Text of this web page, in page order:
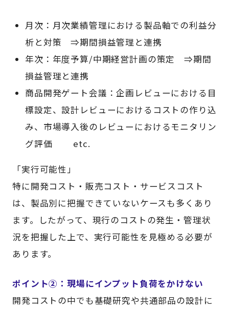
月次：月次業績管理における製品軸での利益分
析と対策 ⇒期間損益管理と連携
年次：年度予算/中期経営計画の策定 ⇒期間
損益管理と連携
商品開発ゲート会議：企画レビューにおける目
標設定、設計レビューにおけるコストの作り込
み、市場導入後のレビューにおけるモニタリン
グ評価 etc.
「実行可能性」
特に開発コスト・販売コスト・サービスコスト
は、製品別に把握できていないケースも多くあり
ます。したがって、現行のコストの発生・管理状
況を把握した上で、実行可能性を見極める必要が
あります。
ポイント②：現場にインプット負荷をかけない
開発コストの中でも基礎研究や共通部品の設計に